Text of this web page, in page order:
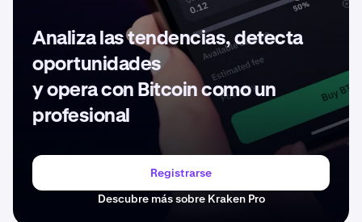
Analiza las tendencias, detecta
oportunidades
y opera con Bitcoin como un
profesional
Registrarse
Descubre más sobre Kraken Pro